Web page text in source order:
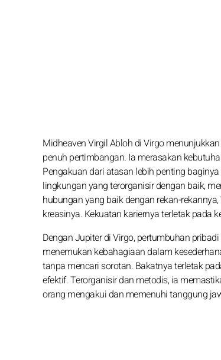
Midheaven Virgil Abloh di Virgo
penuh pertimbangan. Ia merasakan
Pengakuan dari atasan lebih penting
lingkungan yang terorganisir dengan baik,
hubungan yang baik dengan rekan-
kreasinya. Kekuatan kariernya terletak pada
Dengan Jupiter di Virgo, pertumbuhan
menemukan kebahagiaan dalam
tanpa mencari sorotan. Bakatnya terletak
efektif. Terorganisir dan metodis, ia
orang mengakui dan memenuhi tanggung